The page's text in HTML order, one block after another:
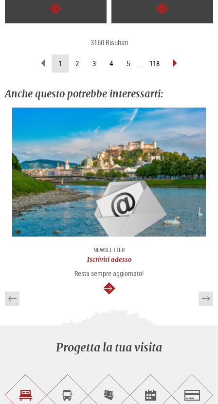
segue segue
3160 Risultati
sfoglia
indietro
1 (pagina
attuale)
2 3 4 5 ... 118 sfoglia
Anche questo potrebbe interessarti:
NEWSLETTER
Iscriviti adesso
Resta sempre aggiornato!
segue
Progetta la tua visita
Trova
Prenota
Compra
Trova